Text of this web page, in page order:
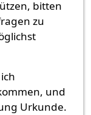
bitten
zu
und
Urkunde.